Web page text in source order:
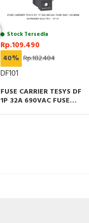
Stock Tersedia
Rp.109.490
40% Rp.182.484
DF101
FUSE CARRIER TESYS DF
1P 32A 690VAC FUSE